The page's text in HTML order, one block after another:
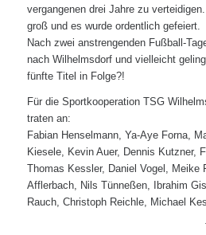
vergangenen drei Jahre zu
groß und es wurde ordentlich gefeiert.
Nach zwei anstrengenden Fußball-
nach Wilhelmsdorf und vielleicht
fünfte Titel in Folge?!
Für die Sportkooperation TSG
traten an:
Fabian Henselmann, Ya-Aye Forna,
Kiesele, Kevin Auer, Dennis Kutzner,
Thomas Kessler, Daniel Vogel, Meike
Afflerbach, Nils Tünneßen, Ibrahim
Rauch, Christoph Reichle, Michael